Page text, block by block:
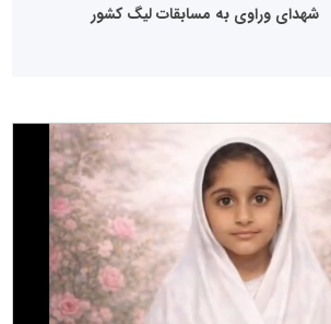
شهدای وراوی به مسابقات لیگ کشور